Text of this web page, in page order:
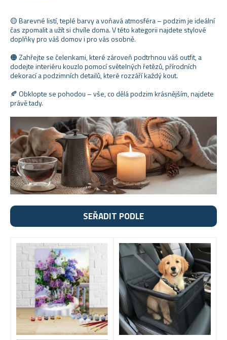
🟡 Barevné listí, teplé barvy a voňavá atmosféra – podzim je ideální
čas zpomalit a užít si chvíle doma. V této kategorii najdete stylové
doplňky pro váš domov i pro vás osobně.
🟠 Zahřejte se čelenkami, které zároveň podtrhnou váš outfit, a
dodejte interiéru kouzlo pomocí světelných řetězů, přírodních
dekorací a podzimních detailů, které rozzáří každý kout.
🍂 Obklopte se pohodou – vše, co dělá podzim krásnějším, najdete
právě tady.
SEŘADIT PODLE